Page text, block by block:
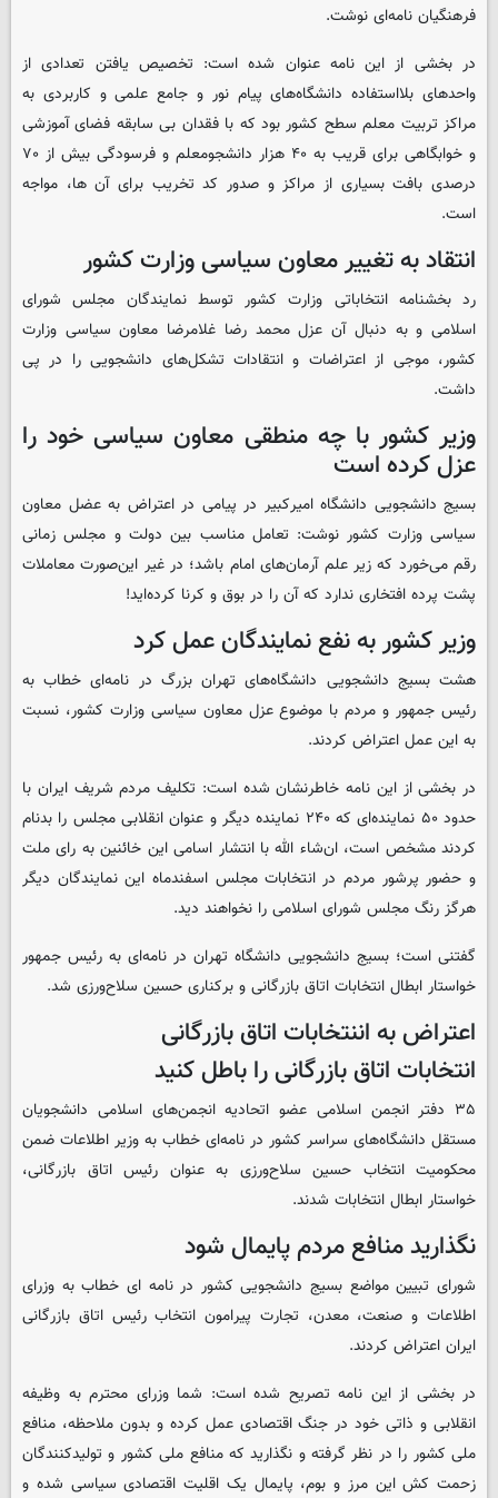
فرهنگیان نامه‌ای نوشت.
در بخشی از این نامه عنوان شده است: تخصیص یافتن تعدادی از
واحدهای بلااستفاده دانشگاه‌های پیام نور و جامع علمی و کاربردی به
مراکز تربیت معلم سطح کشور بود که با فقدان بی سابقه فضای آموزشی
و خوابگاهی برای قریب به ۴۰ هزار دانشجومعلم و فرسودگی بیش از ۷۰
درصدی بافت بسیاری از مراکز و صدور کد تخریب برای آن ها، مواجه
است.
انتقاد به تغییر معاون سیاسی وزارت کشور
رد بخشنامه انتخاباتی وزارت کشور توسط نمایندگان مجلس شورای
اسلامی و به دنبال آن عزل محمد رضا غلامرضا معاون سیاسی وزارت
کشور، موجی از اعتراضات و انتقادات تشکل‌های دانشجویی را در پی
داشت.
وزیر کشور با چه منطقی معاون سیاسی خود را
عزل کرده است
بسیج دانشجویی دانشگاه امیرکبیر در پیامی در اعتراض به عضل معاون
سیاسی وزارت کشور نوشت: تعامل مناسب بین دولت و مجلس زمانی
رقم می‌خورد که زیر علم آرمان‌های امام باشد؛ در غیر این‌صورت معاملات
پشت پرده افتخاری ندارد که آن را در بوق و کرنا کرده‌اید!
وزیر کشور به نفع نمایندگان عمل کرد
هشت بسیج دانشجویی دانشگاه‌های تهران بزرگ در نامه‌ای خطاب به
رئیس جمهور و مردم با موضوع عزل معاون سیاسی وزارت کشور، نسبت
به این عمل اعتراض کردند.
در بخشی از این نامه خاطرنشان شده است: تکلیف مردم شریف ایران با
حدود ۵۰ نماینده‌ای که ۲۴۰ نماینده دیگر و عنوان انقلابی مجلس را بدنام
کردند مشخص است، ان‌شاء الله با انتشار اسامی این خائنین به رای ملت
و حضور پرشور مردم در انتخابات مجلس اسفندماه این نمایندگان دیگر
هرگز رنگ مجلس شورای اسلامی را نخواهند دید.
گفتنی است؛ بسیج دانشجویی دانشگاه تهران در نامه‌ای به رئیس جمهور
خواستار ابطال انتخابات اتاق بازرگانی و برکناری حسین سلاح‌ورزی شد.
اعتراض به اننتخابات اتاق بازرگانی
انتخابات اتاق بازرگانی را باطل کنید
۳۵ دفتر انجمن اسلامی عضو اتحادیه انجمن‌های اسلامی دانشجویان
مستقل دانشگاه‌های سراسر کشور در نامه‌ای خطاب به وزیر اطلاعات ضمن
محکومیت انتخاب حسین سلاح‌ورزی به عنوان رئیس اتاق بازرگانی،
خواستار ابطال انتخابات شدند.
نگذارید منافع مردم پایمال شود
شورای تبیین مواضع بسیج دانشجویی کشور در نامه ای خطاب به وزرای
اطلاعات و صنعت، معدن، تجارت پیرامون انتخاب رئیس اتاق بازرگانی
ایران اعتراض کردند.
در بخشی از این نامه تصریح شده است: شما وزرای محترم به وظیفه
انقلابی و ذاتی خود در جنگ اقتصادی عمل کرده و بدون ملاحظه، منافع
ملی کشور را در نظر گرفته و نگذارید که منافع ملی کشور و تولیدکنندگان
زحمت کش این مرز و بوم، پایمال یک اقلیت اقتصادی سیاسی شده و